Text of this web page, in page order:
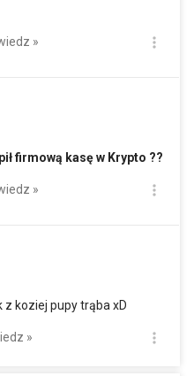
»
firmową kasę w Krypto ??
»
koziej pupy trąba xD
»